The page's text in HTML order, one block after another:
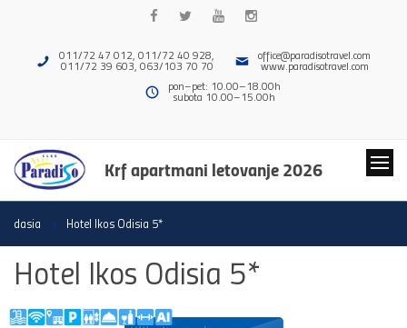
011/72 47 012, 011/72 40 928,
011/72 39 603, 063/103 70 70
office@paradisotravel.com
www.paradisotravel.com
pon–pet: 10.00–18.00h
subota 10.00–15.00h
Krf apartmani letovanje 2026
dasia Hotel Ikos Odisia 5*
Hotel Ikos Odisia 5*